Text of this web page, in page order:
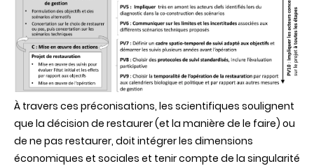
À travers ces préconisations, les scientifiques soulignent
que la décision de restaurer (et la manière de le faire) ou
de ne pas restaurer, doit intégrer les dimensions
économiques et sociales et tenir compte de la singularité